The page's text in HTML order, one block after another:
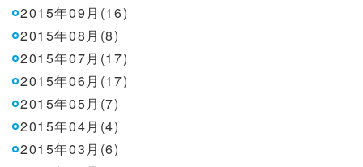
2015年09月(16)
2015年08月(8)
2015年07月(17)
2015年06月(17)
2015年05月(7)
2015年04月(4)
2015年03月(6)